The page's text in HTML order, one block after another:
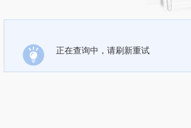
正在查询中，请刷新重试